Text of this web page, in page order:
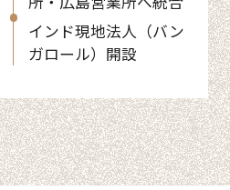
インド現地法人（バン
ガロール）開設